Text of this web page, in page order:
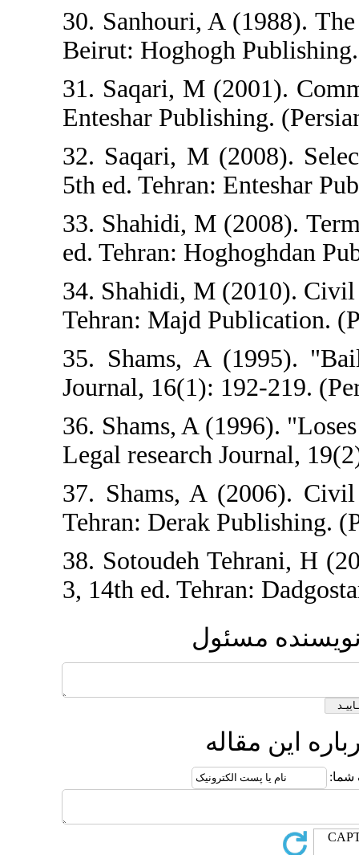
30. Sanhouri, A
Beirut: Hoghogh
31. Saqari, M
Enteshar
32. Saqari, M
5th ed. Tehran:
33. Shahidi, M
ed. Tehran:
34. Shahidi, M
Tehran: Majd
35. Shams, A
Journal, 16(1):
36. Shams, A
Legal research
37. Shams, A
Tehran: Derak
38. Sotoudeh
3, 14th ed.